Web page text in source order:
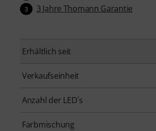
3 3 Jahre Thomann Garantie
Erhältlich seit
Verkaufseinheit
Anzahl der LED´s
Farbmischung